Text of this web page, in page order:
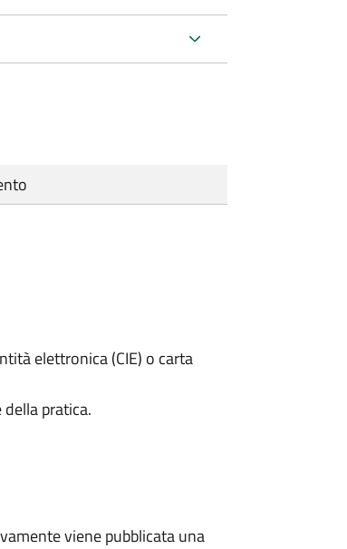
elettronica (CIE) o carta
pratica.
viene pubblicata una